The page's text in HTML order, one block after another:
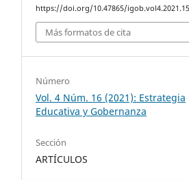
https://doi.org/10.47865/
Más formatos de cita
Número
Vol. 4 Núm. 16 (2021): Estrategia
Educativa y Gobernanza
Sección
ARTÍCULOS